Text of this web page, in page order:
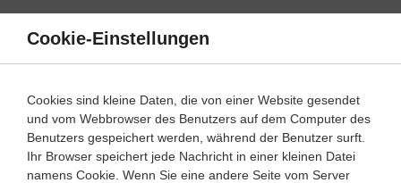
Direkt
Inhalt
Klassenarbeit
Biologie 7. ‐ 8. Klasse
Die Zelle (1)
Empfohlen von
Tutorin Julia
Cookie-Einstellungen
Cookies sind kleine Daten, die von einer Website gesendet
und vom Webbrowser des Benutzers auf dem Computer des
Benutzers gespeichert werden, während der Benutzer surft.
Ihr Browser speichert jede Nachricht in einer kleinen Datei
namens Cookie. Wenn Sie eine andere Seite vom Server